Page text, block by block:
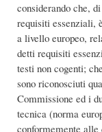
considerando che,
requisiti essenziali,
a livello europeo,
detti requisiti
testi non cogenti;
sono riconosciuti
Commissione ed i
tecnica (norma
conformemente